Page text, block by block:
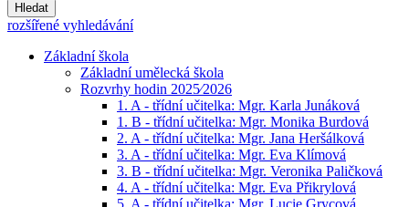
Hledat
rozšířené vyhledávání
Základní škola
Základní umělecká škola
Rozvrhy hodin 2025⁄2026
1. A - třídní učitelka: Mgr. Karla Junáková
1. B - třídní učitelka: Mgr. Monika Burdová
2. A - třídní učitelka: Mgr. Jana Heršálková
3. A - třídní učitelka: Mgr. Eva Klímová
3. B - třídní učitelka: Mgr. Veronika Paličková
4. A - třídní učitelka: Mgr. Eva Přikrylová
5. A - třídní učitelka: Mgr. Lucie Grycová